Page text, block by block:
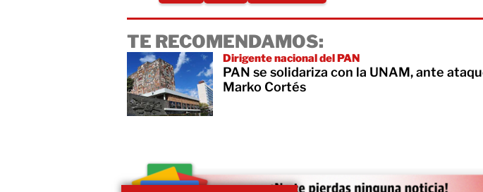
TE RECOMENDAMOS:
Dirigente nacional del PAN
PAN se solidariza con la UNAM, ante
Marko Cortés